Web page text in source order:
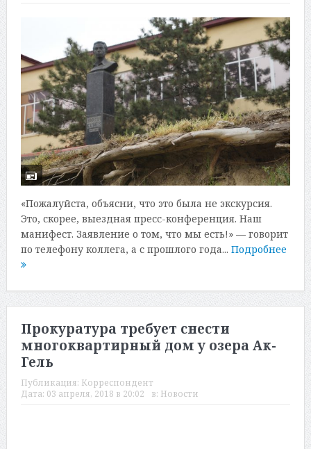
«Пожалуйста, объясни, что это была не экскурсия.
Это, скорее, выездная пресс-конференция. Наш
манифест. Заявление о том, что мы есть!» — говорит
по телефону коллега, а с прошлого года... Подробнее
Прокуратура требует снести
многоквартирный дом у озера Ак-
Гель
Публикация: Корреспондент
Дата: 03 апреля, 2018 в 20:02 в: Новости